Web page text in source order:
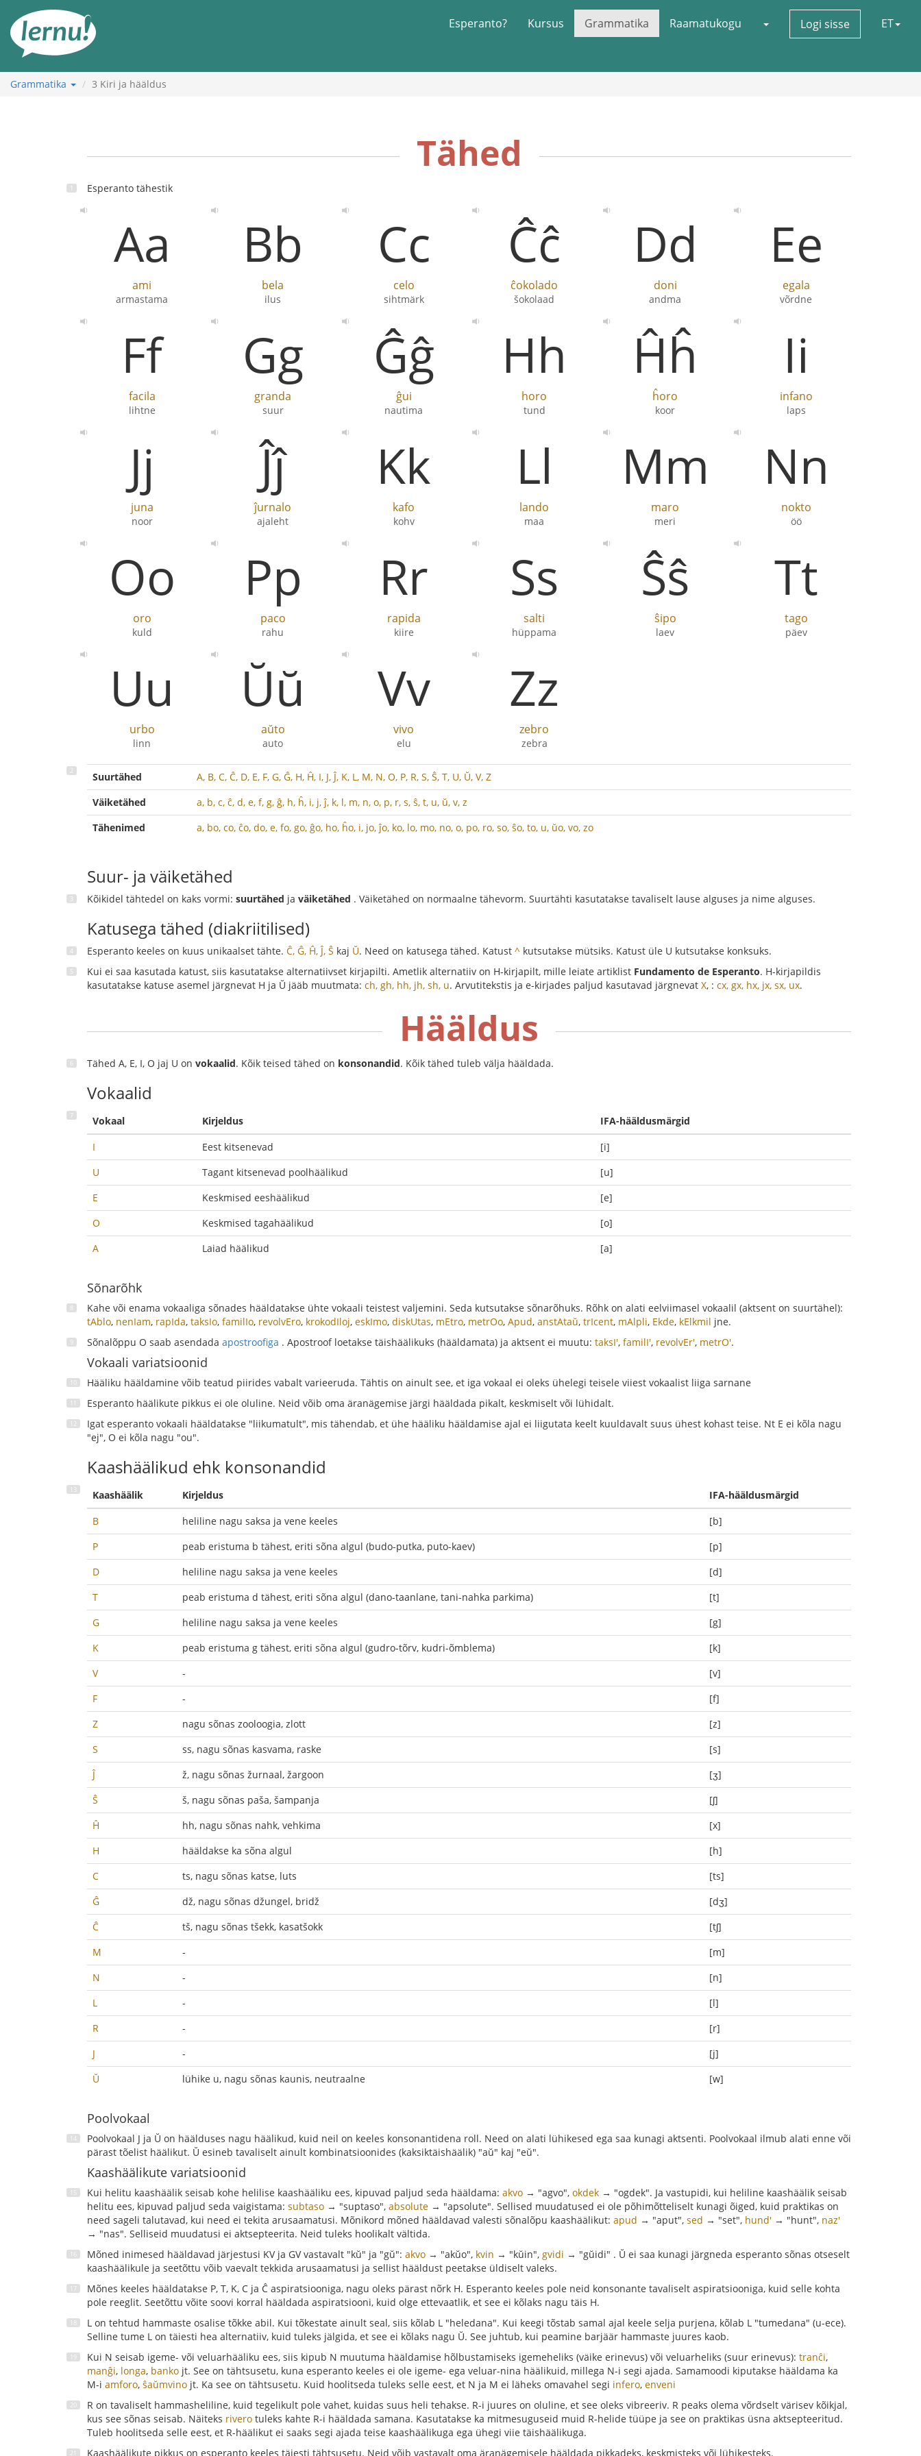
juurde
Esperanto? Kursus Grammatika Raamatukogu Logi sisse ET
Grammatika 3 Kiri ja hääldus
Tähed
Esperanto tähestik
Aa
ami
armastama
Bb
bela
ilus
Cc
celo
sihtmärk
Ĉĉ
ĉokolado
šokolaad
Dd
doni
andma
Ee
egala
võrdne
Ff
facila
lihtne
Gg
granda
suur
Ĝĝ
ĝui
nautima
Hh
horo
tund
Ĥĥ
ĥoro
koor
Ii
infano
laps
Jj
juna
noor
Ĵĵ
ĵurnalo
ajaleht
Kk
kafo
kohv
Ll
lando
maa
Mm
maro
meri
Nn
nokto
öö
Oo
oro
kuld
Pp
paco
rahu
Rr
rapida
kiire
Ss
salti
hüppama
Ŝŝ
ŝipo
laev
Tt
tago
päev
Uu
urbo
linn
Ŭŭ
aŭto
auto
Vv
vivo
elu
Zz
zebro
zebra
Suurtähed
A, B, C, Ĉ, D, E, F, G, Ĝ, H, Ĥ, I, J, Ĵ, K, L, M, N, O, P, R, S, Ŝ, T, U, Ŭ, V, Z
Väiketähed
a, b, c, ĉ, d, e, f, g, ĝ, h, ĥ, i, j, ĵ, k, l, m, n, o, p, r, s, ŝ, t, u, ŭ, v, z
Tähenimed
a, bo, co, ĉo, do, e, fo, go, ĝo, ho, ĥo, i, jo, ĵo, ko, lo, mo, no, o, po, ro, so, ŝo, to, u, ŭo, vo, zo
Suur- ja väiketähed
Kõikidel tähtedel on kaks vormi: suurtähed ja väiketähed . Väiketähed on normaalne tähevorm. Suurtähti kasutatakse tavaliselt lause alguses ja nime alguses.
Katusega tähed (diakriitilised)
Esperanto keeles on kuus unikaalset tähte. Ĉ, Ĝ, Ĥ, Ĵ, Ŝ kaj Ŭ. Need on katusega tähed. Katust ^ kutsutakse mütsiks. Katust üle U kutsutakse konksuks.
Kui ei saa kasutada katust, siis kasutatakse alternatiivset kirjapilti. Ametlik alternatiiv on H-kirjapilt, mille leiate artiklist Fundamento de Esperanto. H-kirjapildis
kasutatakse katuse asemel järgnevat H ja Ŭ jääb muutmata: ch, gh, hh, jh, sh, u. Arvutitekstis ja e-kirjades paljud kasutavad järgnevat X, : cx, gx, hx, jx, sx, ux.
Hääldus
Tähed A, E, I, O jaj U on vokaalid. Kõik teised tähed on konsonandid. Kõik tähed tuleb välja hääldada.
Vokaalid
Vokaal Kirjeldus
IFA-hääldusmärgid
I
Eest kitsenevad
[i]
U
Tagant kitsenevad poolhäälikud
[u]
E
Keskmised eeshäälikud
[e]
O
Keskmised tagahäälikud
[o]
A
Laiad häälikud [a]
Sõnarõhk
Kahe või enama vokaaliga sõnades hääldatakse ühte vokaali teistest valjemini. Seda kutsutakse sõnarõhuks. Rõhk on alati eelviimasel vokaalil (aktsent on suurtähel):
tAblo, nenIam, rapIda, taksIo, familIo, revolvEro, krokodIloj, eskImo, diskUtas, mEtro, metrOo, Apud, anstAtaŭ, trIcent, mAlpli, Ekde, kElkmil jne.
Sõnalõppu O saab asendada apostroofiga . Apostroof loetakse täishäälikuks (hääldamata) ja aktsent ei muutu: taksI', familI', revolvEr', metrO'.
Vokaali variatsioonid
Hääliku hääldamine võib teatud piirides vabalt varieeruda. Tähtis on ainult see, et iga vokaal ei oleks ühelegi teisele viiest vokaalist liiga sarnane
Esperanto häälikute pikkus ei ole oluline. Neid võib oma äranägemise järgi hääldada pikalt, keskmiselt või lühidalt.
Igat esperanto vokaali hääldatakse "liikumatult", mis tähendab, et ühe hääliku hääldamise ajal ei liigutata keelt kuuldavalt suus ühest kohast teise. Nt E ei kõla nagu
"ej", O ei kõla nagu "ou".
Kaashäälikud ehk konsonandid
Kaashäälik Kirjeldus
IFA-hääldusmärgid
B
heliline nagu saksa ja vene keeles
[b]
P
peab eristuma b tähest, eriti sõna algul (budo-putka, puto-kaev)
[p]
D
heliline nagu saksa ja vene keeles
[d]
T
peab eristuma d tähest, eriti sõna algul (dano-taanlane, tani-nahka parkima)
[t]
G
heliline nagu saksa ja vene keeles
[g]
K
peab eristuma g tähest, eriti sõna algul (gudro-tõrv, kudri-õmblema)
[k]
V
-
[v]
F
-
[f]
Z
nagu sõnas zooloogia, zlott
[z]
S
ss, nagu sõnas kasvama, raske
[s]
Ĵ
ž, nagu sõnas žurnaal, žargoon
[ʒ]
Ŝ
š, nagu sõnas paša, šampanja
[ʃ]
Ĥ
hh, nagu sõnas nahk, vehkima
[x]
H
hääldakse ka sõna algul
[h]
C
ts, nagu sõnas katse, luts
[ts]
Ĝ
dž, nagu sõnas džungel, bridž
[dʒ]
Ĉ
tš, nagu sõnas tšekk, kasatšokk
[tʃ]
M
-
[m]
N
-
[n]
L
-
[l]
R
-
[r]
J
-
[j]
Ŭ
lühike u, nagu sõnas kaunis, neutraalne [w]
Poolvokaal
Poolvokaal J ja Ŭ on häälduses nagu häälikud, kuid neil on keeles konsonantidena roll. Need on alati lühikesed ega saa kunagi aktsenti. Poolvokaal ilmub alati enne või
pärast tõelist häälikut. Ŭ esineb tavaliselt ainult kombinatsioonides (kaksiktäishäälik) "aŭ" kaj "eŭ".
Kaashäälikute variatsioonid
Kui helitu kaashäälik seisab kohe helilise kaashääliku ees, kipuvad paljud seda hääldama: akvo → "agvo", okdek → "ogdek". Ja vastupidi, kui heliline kaashäälik seisab
helitu ees, kipuvad paljud seda vaigistama: subtaso → "suptaso", absolute → "apsolute". Sellised muudatused ei ole põhimõtteliselt kunagi õiged, kuid praktikas on
need sageli talutavad, kui need ei tekita arusaamatusi. Mõnikord mõned hääldavad valesti sõnalõpu kaashäälikut: apud → "aput", sed → "set", hund' → "hunt", naz'
→ "nas". Selliseid muudatusi ei aktsepteerita. Neid tuleks hoolikalt vältida.
Mõned inimesed hääldavad järjestusi KV ja GV vastavalt "kŭ" ja "gŭ": akvo → "akŭo", kvin → "kŭin", gvidi → "gŭidi" . Ŭ ei saa kunagi järgneda esperanto sõnas otseselt
kaashäälikule ja seetõttu võib vaevalt tekkida arusaamatusi ja sellist hääldust peetakse üldiselt valeks.
Mõnes keeles hääldatakse P, T, K, C ja Ĉ aspiratsiooniga, nagu oleks pärast nõrk H. Esperanto keeles pole neid konsonante tavaliselt aspiratsiooniga, kuid selle kohta
pole reeglit. Seetõttu võite soovi korral hääldada aspiratsiooni, kuid olge ettevaatlik, et see ei kõlaks nagu täis H.
L on tehtud hammaste osalise tõkke abil. Kui tõkestate ainult seal, siis kõlab L "heledana". Kui keegi tõstab samal ajal keele selja purjena, kõlab L "tumedana" (u-ece).
Selline tume L on täiesti hea alternatiiv, kuid tuleks jälgida, et see ei kõlaks nagu Ŭ. See juhtub, kui peamine barjäär hammaste juures kaob.
Kui N seisab igeme- või veluarhääliku ees, siis kipub N muutuma hääldamise hõlbustamiseks igemeheliks (väike erinevus) või veluarheliks (suur erinevus): tranĉi,
manĝi, longa, banko jt. See on tähtsusetu, kuna esperanto keeles ei ole igeme- ega veluar-nina häälikuid, millega N-i segi ajada. Samamoodi kiputakse hääldama ka
M-i amforo, ŝaŭmvino jt. Ka see on tähtsusetu. Kuid hoolitseda tuleks selle eest, et N ja M ei läheks omavahel segi infero, enveni
R on tavaliselt hammasheliline, kuid tegelikult pole vahet, kuidas suus heli tehakse. R-i juures on oluline, et see oleks vibreeriv. R peaks olema võrdselt värisev kõikjal,
kus see sõnas seisab. Näiteks rivero tuleks kahte R-i hääldada samana. Kasutatakse ka mitmesuguseid muid R-helide tüüpe ja see on praktikas üsna aktsepteeritud.
Tuleb hoolitseda selle eest, et R-häälikut ei saaks segi ajada teise kaashäälikuga ega ühegi viie täishäälikuga.
Kaashäälikute pikkus on esperanto keeles täiesti tähtsusetu. Neid võib vastavalt oma äranägemisele hääldada pikkadeks, keskmisteks või lühikesteks.